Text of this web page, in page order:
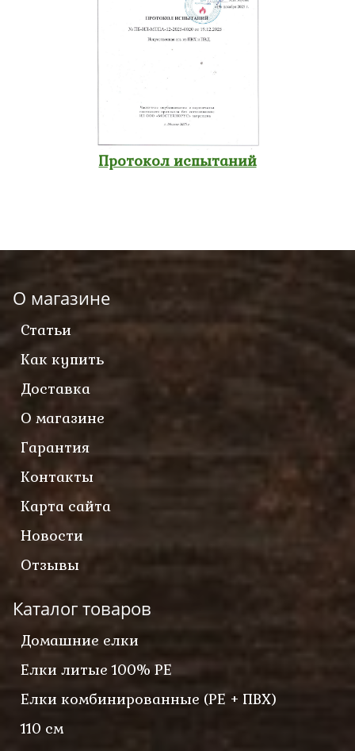
Протокол испытаний
О магазине
Статьи
Как купить
Доставка
О магазине
Гарантия
Контакты
Карта сайта
Новости
Отзывы
Каталог товаров
Домашние елки
Елки литые 100% PE
Елки комбинированные (PE + ПВХ)
110 см